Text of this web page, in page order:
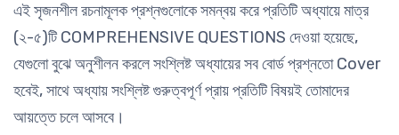
এই সৃজনশীল রচনামূলক প্রশ্নগুলোকে সমন্বয় করে প্রতিটি অধ্যায়ে মাত্র
(২-৫)টি COMPREHENSIVE QUESTIONS দেওয়া হয়েছে,
যেগুলো বুঝে অনুশীলন করলে সংশ্লিষ্ট অধ্যায়ের সব বোর্ড প্রশ্নতো Cover
হবেই, সাথে অধ্যায় সংশ্লিষ্ট গুরুত্বপূর্ণ প্রায় প্রতিটি বিষয়ই তোমাদের
আয়ত্তে চলে আসবে।